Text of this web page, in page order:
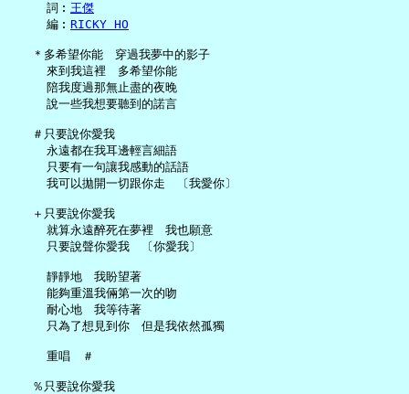
     詞︰
王傑
     編︰
RICKY HO
   ＊多希望你能　穿過我夢中的影子
     來到我這裡　多希望你能
     陪我度過那無止盡的夜晚
     說一些我想要聽到的諾言
   ＃只要說你愛我
     永遠都在我耳邊輕言細語
     只要有一句讓我感動的話語
     我可以拋開一切跟你走　〔我愛你〕
   ＋只要說你愛我
     就算永遠醉死在夢裡　我也願意
     只要說聲你愛我　〔你愛我〕
     靜靜地　我盼望著
     能夠重溫我倆第一次的吻
     耐心地　我等待著
     只為了想見到你　但是我依然孤獨
     重唱　＃
   ％只要說你愛我